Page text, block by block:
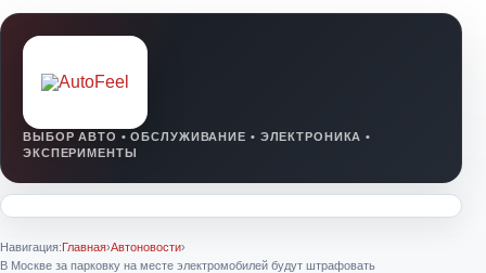
Навигация:Главная›Автоновости›
В Москве за парковку на месте электромобилей будут штрафовать